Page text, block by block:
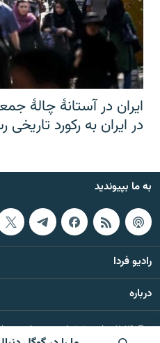
ایران در آستانهٔ چالهٔ
در ایران به رکورد تاریخی
به ما بپیوندید
رادیو فردا
درباره
© ۲۰۲۶ تمام حقوق این وب‌سایت،